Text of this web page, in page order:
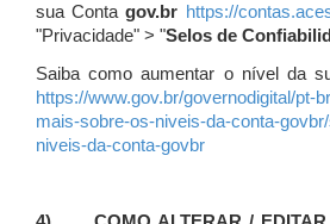
sua Contagov.br https://
"Privacidade" > "Selos de
Saiba como aumentar o nível da
https://www.gov.br/governodigital/pt-
mais-sobre-os-niveis-da-conta-
niveis-da-conta-govbr